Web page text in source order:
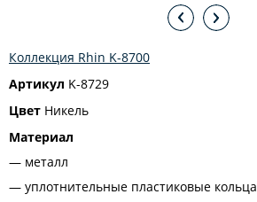
Коллекция Rhin K-8700
Артикул K-8729
Цвет Никель
Материал
металл
уплотнительные пластиковые кольца